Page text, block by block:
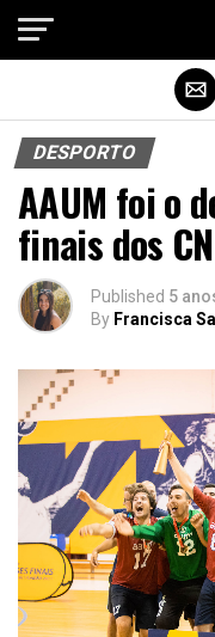
DESPORTO
AAUM foi o
finais dos
Published 5
By Francisca